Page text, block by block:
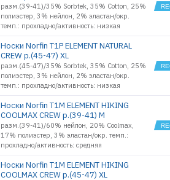
разм.(39-41)/35% Sorbtek, 35% Cotton, 25%
полиэстер, 3% нейлон, 2% эластан/окр.
темп.: прохладно/активность: низкая
Носки Norfin T1P ELEMENT NATURAL
CREW р.(45-47) XL
разм.(45-47)/35% Sorbtek, 35% Cotton, 25%
полиэстер, 3% нейлон, 2% эластан/окр.
темп.: прохладно/активность: низкая
Носки Norfin T1M ELEMENT HIKING
COOLMAX CREW р.(39-41) M
разм.(39-41)/60% нейлон, 20% Coolmax,
17% полиэстер, 3% эластан/окр. темп.:
прохладно/активность: средняя
Носки Norfin T1M ELEMENT HIKING
COOLMAX CREW р.(45-47) XL